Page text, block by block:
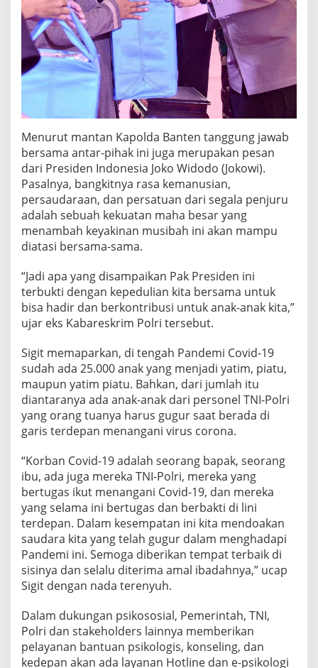
Menurut mantan Kapolda Banten tanggung jawab
bersama antar-pihak ini juga merupakan pesan
dari Presiden Indonesia Joko Widodo (Jokowi).
Pasalnya, bangkitnya rasa kemanusian,
persaudaraan, dan persatuan dari segala penjuru
adalah sebuah kekuatan maha besar yang
menambah keyakinan musibah ini akan mampu
diatasi bersama-sama.
“Jadi apa yang disampaikan Pak Presiden ini
terbukti dengan kepedulian kita bersama untuk
bisa hadir dan berkontribusi untuk anak-anak kita,”
ujar eks Kabareskrim Polri tersebut.
Sigit memaparkan, di tengah Pandemi Covid-19
sudah ada 25.000 anak yang menjadi yatim, piatu,
maupun yatim piatu. Bahkan, dari jumlah itu
diantaranya ada anak-anak dari personel TNI-Polri
yang orang tuanya harus gugur saat berada di
garis terdepan menangani virus corona.
“Korban Covid-19 adalah seorang bapak, seorang
ibu, ada juga mereka TNI-Polri, mereka yang
bertugas ikut menangani Covid-19, dan mereka
yang selama ini bertugas dan berbakti di lini
terdepan. Dalam kesempatan ini kita mendoakan
saudara kita yang telah gugur dalam menghadapi
Pandemi ini. Semoga diberikan tempat terbaik di
sisinya dan selalu diterima amal ibadahnya,” ucap
Sigit dengan nada terenyuh.
Dalam dukungan psikososial, Pemerintah, TNI,
Polri dan stakeholders lainnya memberikan
pelayanan bantuan psikologis, konseling, dan
kedepan akan ada layanan Hotline dan e-psikologi